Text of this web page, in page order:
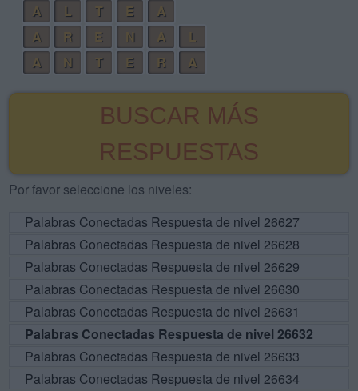
A
L T E
A
A
R E N A
L
A
N T E R A
BUSCAR MÁS
RESPUESTAS
Por favor seleccione los niveles:
Palabras Conectadas Respuesta de nivel 26627
Palabras Conectadas Respuesta de nivel 26628
Palabras Conectadas Respuesta de nivel 26629
Palabras Conectadas Respuesta de nivel 26630
Palabras Conectadas Respuesta de nivel 26631
Palabras Conectadas Respuesta de nivel 26632
Palabras Conectadas Respuesta de nivel 26633
Palabras Conectadas Respuesta de nivel 26634